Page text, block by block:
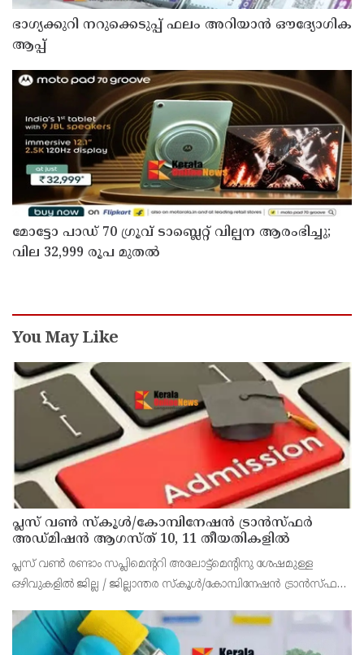
ഭാഗ്യക്കുറി നറുക്കെടുപ്പ് ഫലം അറിയാൻ ഔദ്യോഗിക
ആപ്പ്
മോട്ടോ പാഡ് 70 ഗ്രൂവ് ടാബ്ലെറ്റ് വില്പന ആരംഭിച്ചു;
വില 32,999 രൂപ മുതൽ
You May Like
പ്ലസ് വൺ സ്‌കൂൾ/കോമ്പിനേഷൻ ട്രാൻസ്ഫർ
അഡ്മിഷൻ ആഗസ്ത് 10, 11 തീയതികളിൽ
പ്ലസ് വൺ രണ്ടാം സപ്ലിമെന്ററി അലോട്ട്‌മെന്റിനു ശേഷമുള്ള
ഒഴിവുകളിൽ ജില്ല / ജില്ലാന്തര സ്‌കൂൾ/കോമ്പിനേഷൻ ട്രാൻസ്ഫർ
വൈകിട്ട് 4 മണി വരെ നൽകിയിരുന്നു